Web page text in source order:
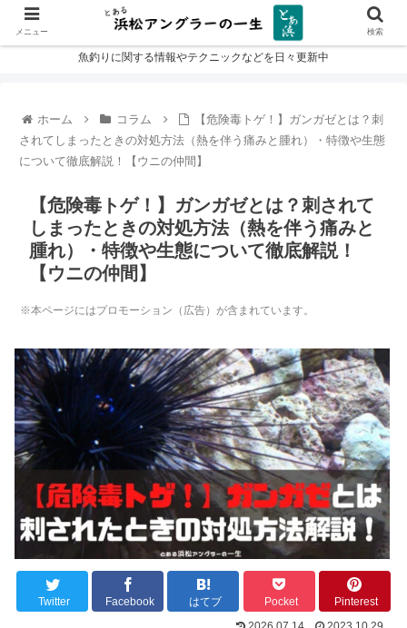
魚釣りに関する情報やテクニックなどを日々更新中
ホーム コラム
【危険毒トゲ！】ガンガゼとは？刺
されてしまったときの対処方法（熱を伴う痛みと腫れ）・特徴や生態
について徹底解説！【ウニの仲間】
【危険毒トゲ！】ガンガゼとは？刺されて
しまったときの対処方法（熱を伴う痛みと
腫れ）・特徴や生態について徹底解説！
【ウニの仲間】
※本ページにはプロモーション（広告）が含まれています。
Twitter Facebook はてブ Pocket
Pinterest
メニュー 検索